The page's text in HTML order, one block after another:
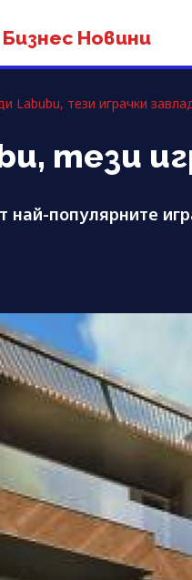
Бизнес Новини
Labubu, тези играчки
тези
най-популярните